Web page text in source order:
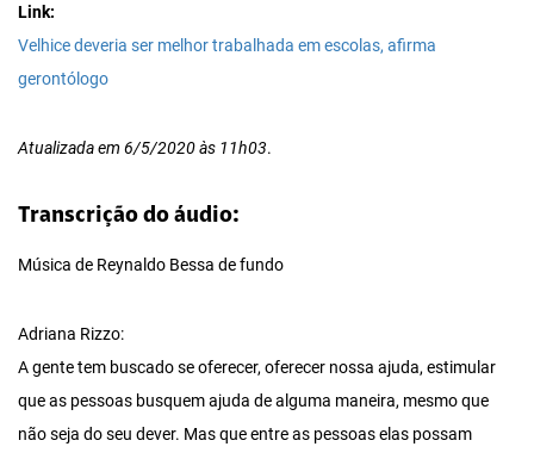
Link:
Velhice deveria ser melhor trabalhada em escolas, afirma
gerontólogo
Atualizada em 6/5/2020 às 11h03.
Transcrição do áudio:
Música de Reynaldo Bessa de fundo
Adriana Rizzo:
A gente tem buscado se oferecer, oferecer nossa ajuda, estimular
que as pessoas busquem ajuda de alguma maneira, mesmo que
não seja do seu dever. Mas que entre as pessoas elas possam